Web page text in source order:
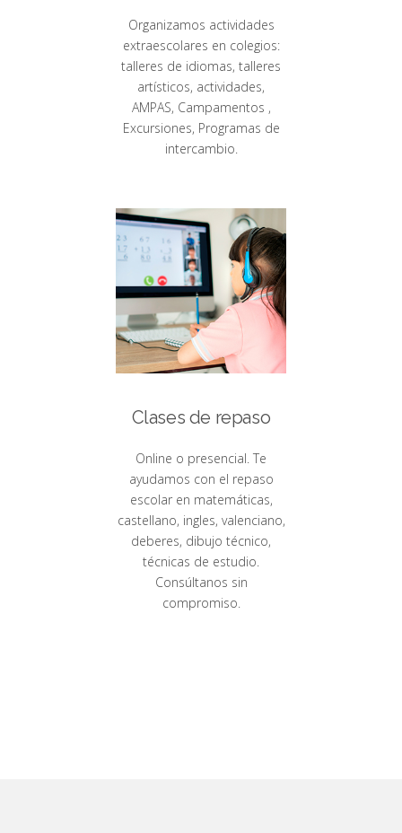
Organizamos actividades
extraescolares en colegios:
talleres de idiomas, talleres
artísticos, actividades,
AMPAS, Campamentos ,
Excursiones, Programas de
intercambio.
Clases de repaso
Online o presencial. Te
ayudamos con el repaso
escolar en matemáticas,
castellano, ingles, valenciano,
deberes, dibujo técnico,
técnicas de estudio.
Consúltanos sin
compromiso.